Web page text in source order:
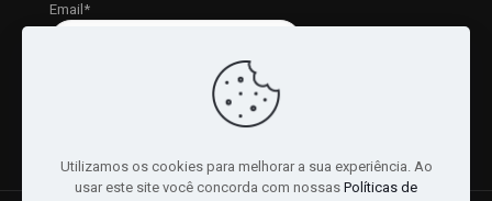
Email*
Utilizamos os cookies para melhorar a sua experiência. Ao
usar este site você concorda com nossas Políticas de